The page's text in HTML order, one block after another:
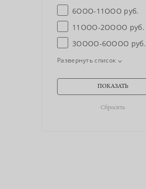
6OOO-11OOO руб.
11OOO-2OOOO руб.
3OOOO-6OOOO руб.
Развернуть список